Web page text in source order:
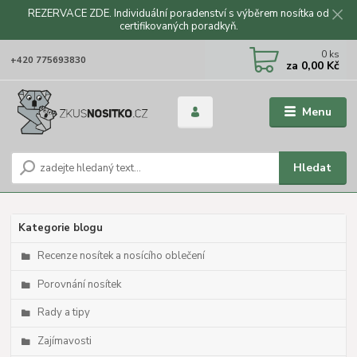
REZERVACE ZDE. Individuální poradenství s výběrem nosítka od
certifikovaných poradkyň.
Menu
Hledat
+420 775693830 0 ks
za 0,00 Kč
Kategorie blogu
Recenze nosítek a nosícího oblečení
Porovnání nosítek
Rady a tipy
Zajímavosti